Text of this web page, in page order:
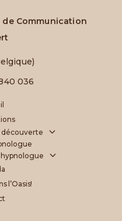
découverte
l’Oasis!
de Communication
036